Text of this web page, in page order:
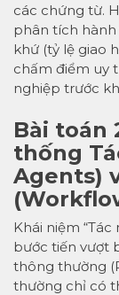
các chứng từ.
phân tích
khứ (tỷ lệ giao
chấm điểm uy
nghiệp trước
Bài toán
thống
Agents)
Khái niệm
bước tiến vượt
thông thường
thường chỉ có